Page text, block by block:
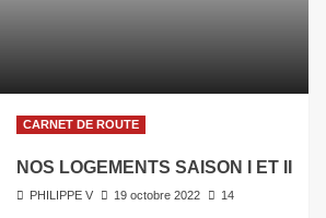
CARNET DE ROUTE
NOS LOGEMENTS SAISON I ET II
PHILIPPE V 19 octobre 2022 14